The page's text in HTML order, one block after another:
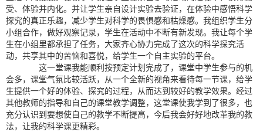
受、体验并内化。并让学生亲自设计实验去验证，在体验中感悟科学
探究的真正乐趣，减少学生对科学的畏惧感和枯燥感。我组织学生分
小组合作，做好观察记录，学生在活动中不断有新发现。我让每个学
生在小组里都承担了任务，大家齐心协力完成了这次的科学探究活
动，共享其中的苦恼和喜悦，给学生一个自主实验的平台。
这一堂课我能顺利按预定计划完成了，课堂中学生参与的机
会多，课堂气氛比较活跃，从一个全新的视角来看待每一节课，给学
生提供一个好的体验、探究的过程，从而达到较好的教学效果。经过
其他教师的指导和自己的课堂教学调整，这堂课使我学到了很多，也
充分认识到要想使自己的教学不断提高，今后我会好好地改革我的教
法，让我的科学课更精彩。